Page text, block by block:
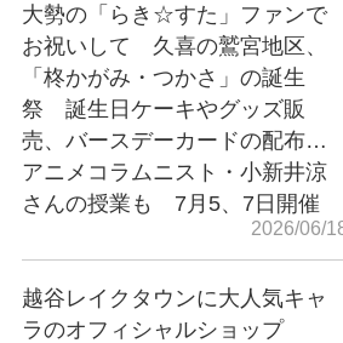
大勢の「らき☆すた」ファンで
お祝いして 久喜の鷲宮地区、
「柊かがみ・つかさ」の誕生
祭 誕生日ケーキやグッズ販
売、バースデーカードの配布…
アニメコラムニスト・小新井涼
さんの授業も 7月5、7日開催
2026/06/
越谷レイクタウンに大人気キャ
ラのオフィシャルショップ